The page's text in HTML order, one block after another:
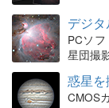
デジ
PCソ
星団撮
惑星を
CMOS